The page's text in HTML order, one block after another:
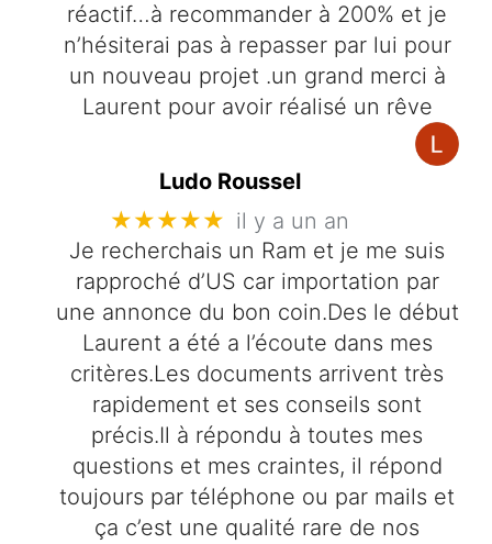
réactif…à recommander à 200% et je
n’hésiterai pas à repasser par lui pour
un nouveau projet .un grand merci à
Laurent pour avoir réalisé un rêve
Ludo Roussel
★★★★★ il y a un an
Je recherchais un Ram et je me suis
rapproché d’US car importation par
une annonce du bon coin.Des le début
Laurent a été a l’écoute dans mes
critères.Les documents arrivent très
rapidement et ses conseils sont
précis.Il à répondu à toutes mes
questions et mes craintes, il répond
toujours par téléphone ou par mails et
ça c’est une qualité rare de nos